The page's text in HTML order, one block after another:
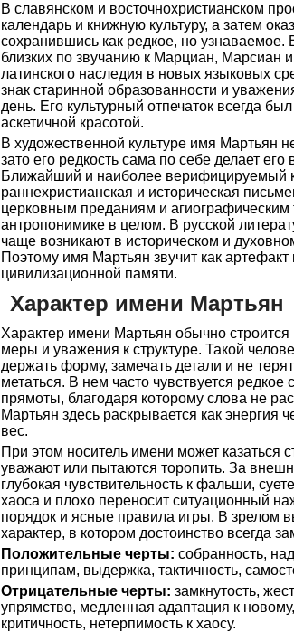
В славянском и восточнохристианском
календарь и книжную культуру, а затем
сохранившись как редкое, но
близких по звучанию к Марциан, Марсиан
латинского наследия в новых языковых
знак старинной образованности и
день. Его культурный отпечаток всегда
аскетичной красотой.
В художественной культуре имя Мартьян
зато его редкость сама по себе делает
Ближайший и наиболее верифицируемый
раннехристианская и историческая
церковным преданиям и агиографическим
антропонимике в целом. В русской
чаще возникают в историческом и
Поэтому имя Мартьян звучит как
цивилизационной памяти.
Характер имени Мартьян
Характер имени Мартьян обычно строится
меры и уважения к структуре. Такой
держать форму, замечать детали и не
метаться. В нем часто чувствуется
прямоты, благодаря которому слова не
Мартьян здесь раскрывается как энергия
вес.
При этом носитель имени может казаться
уважают или пытаются торопить. За
глубокая чувствительность к фальши,
хаоса и плохо переносит ситуационный
порядок и ясные правила игры. В зрелом
характер, в котором достоинство всегда
Положительные черты: собранность,
принципам, выдержка, тактичность,
Отрицательные черты: замкнутость,
упрямство, медленная адаптация к
критичность, нетерпимость к хаосу.